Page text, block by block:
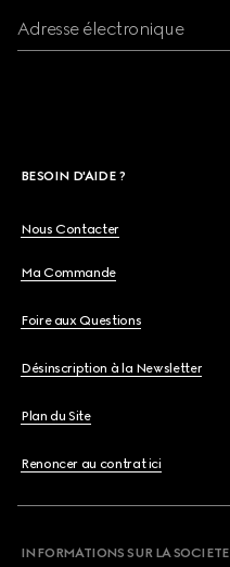
Adresse électronique
BESOIN D'AIDE ?
Nous Contacter
Ma Commande
Foire aux Questions
Désinscription à la Newsletter
Plan du Site
Renoncer au contrat ici
INFORMATIONS SUR LA SOCIETE